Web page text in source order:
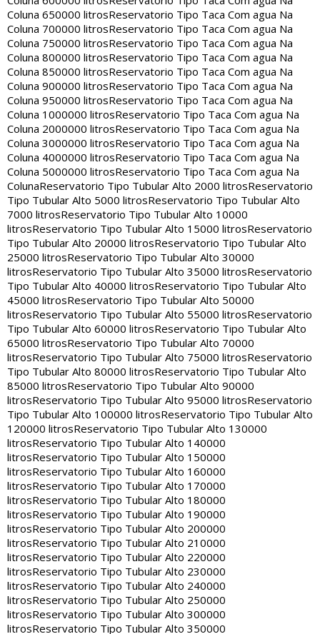
Coluna 650000 litrosReservatorio Tipo Taca Com agua Na
Coluna 700000 litrosReservatorio Tipo Taca Com agua Na
Coluna 750000 litrosReservatorio Tipo Taca Com agua Na
Coluna 800000 litrosReservatorio Tipo Taca Com agua Na
Coluna 850000 litrosReservatorio Tipo Taca Com agua Na
Coluna 900000 litrosReservatorio Tipo Taca Com agua Na
Coluna 950000 litrosReservatorio Tipo Taca Com agua Na
Coluna 1000000 litrosReservatorio Tipo Taca Com agua Na
Coluna 2000000 litrosReservatorio Tipo Taca Com agua Na
Coluna 3000000 litrosReservatorio Tipo Taca Com agua Na
Coluna 4000000 litrosReservatorio Tipo Taca Com agua Na
Coluna 5000000 litrosReservatorio Tipo Taca Com agua Na
ColunaReservatorio Tipo Tubular Alto 2000 litrosReservatorio
Tipo Tubular Alto 5000 litrosReservatorio Tipo Tubular Alto
7000 litrosReservatorio Tipo Tubular Alto 10000
litrosReservatorio Tipo Tubular Alto 15000 litrosReservatorio
Tipo Tubular Alto 20000 litrosReservatorio Tipo Tubular Alto
25000 litrosReservatorio Tipo Tubular Alto 30000
litrosReservatorio Tipo Tubular Alto 35000 litrosReservatorio
Tipo Tubular Alto 40000 litrosReservatorio Tipo Tubular Alto
45000 litrosReservatorio Tipo Tubular Alto 50000
litrosReservatorio Tipo Tubular Alto 55000 litrosReservatorio
Tipo Tubular Alto 60000 litrosReservatorio Tipo Tubular Alto
65000 litrosReservatorio Tipo Tubular Alto 70000
litrosReservatorio Tipo Tubular Alto 75000 litrosReservatorio
Tipo Tubular Alto 80000 litrosReservatorio Tipo Tubular Alto
85000 litrosReservatorio Tipo Tubular Alto 90000
litrosReservatorio Tipo Tubular Alto 95000 litrosReservatorio
Tipo Tubular Alto 100000 litrosReservatorio Tipo Tubular Alto
120000 litrosReservatorio Tipo Tubular Alto 130000
litrosReservatorio Tipo Tubular Alto 140000
litrosReservatorio Tipo Tubular Alto 150000
litrosReservatorio Tipo Tubular Alto 160000
litrosReservatorio Tipo Tubular Alto 170000
litrosReservatorio Tipo Tubular Alto 180000
litrosReservatorio Tipo Tubular Alto 190000
litrosReservatorio Tipo Tubular Alto 200000
litrosReservatorio Tipo Tubular Alto 210000
litrosReservatorio Tipo Tubular Alto 220000
litrosReservatorio Tipo Tubular Alto 230000
litrosReservatorio Tipo Tubular Alto 240000
litrosReservatorio Tipo Tubular Alto 250000
litrosReservatorio Tipo Tubular Alto 300000
litrosReservatorio Tipo Tubular Alto 350000